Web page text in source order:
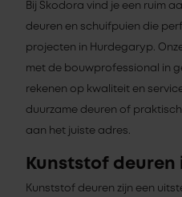
Bij Skodora vind je een ruim
deuren en schuifpuien die
projecten in Hurdegaryp.
met de bouwprofessional in
rekenen op kwaliteit en
duurzame deuren of
aan het juiste adres.
Kunststof
Kunststof deuren zijn een